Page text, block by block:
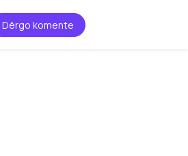
Dërgo komente